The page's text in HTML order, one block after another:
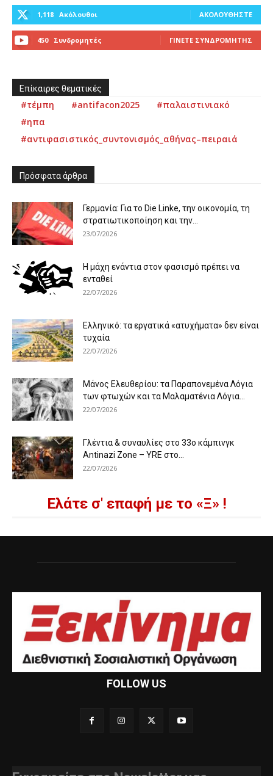
1,118 Ακόλουθοι ΑΚΟΛΟΥΘΉΣΤΕ
450 Συνδρομητές ΓΊΝΕΤΕ ΣΥΝΔΡΟΜΗΤΉΣ
Επίκαιρες θεματικές
#τέμπη #antifacon2025
#παλαιστινιακό
#ηπα
#αντιφασιστικός_συντονισμός_αθήνας–πειραιά
Πρόσφατα άρθρα
Γερμανία: Για το Die Linke, την οικονομία, τη
στρατιωτικοποίηση και την...
23/07/2026
Η μάχη ενάντια στον φασισμό πρέπει να
ενταθεί
22/07/2026
Ελληνικό: τα εργατικά «ατυχήματα» δεν είναι
τυχαία
22/07/2026
Μάνος Ελευθερίου: τα Παραπονεμένα Λόγια
των φτωχών και τα Μαλαματένια Λόγια...
22/07/2026
Γλέντια & συναυλίες στο 33ο κάμπινγκ
Antinazi Zone – YRE στο...
22/07/2026
Ελάτε σ' επαφή με το «Ξ» !
FOLLOW US